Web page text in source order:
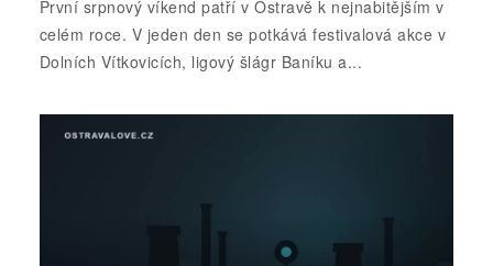
První srpnový víkend patří v Ostravě k nejnabitějším v
celém roce. V jeden den se potkává festivalová akce v
Dolních Vítkovicích, ligový šlágr Baníku a...